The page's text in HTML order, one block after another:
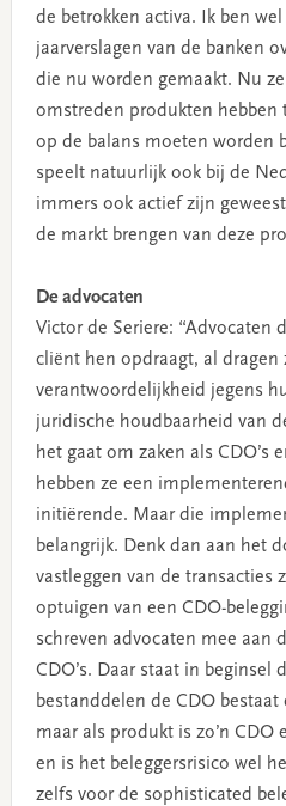
de betrokken activa. Ik ben
jaarverslagen van de banken
die nu worden gemaakt. Nu
omstreden produkten hebben
op de balans moeten worden
speelt natuurlijk ook bij de
immers ook actief zijn
de markt brengen van deze
De advocaten
Victor de Seriere: “Advocaten
cliënt hen opdraagt, al dragen
verantwoordelijkheid jegens
juridische houdbaarheid van
het gaat om zaken als CDO’s
hebben ze een
initiërende. Maar die
belangrijk. Denk dan aan het
vastleggen van de transacties
optuigen van een CDO-
schreven advocaten mee aan
CDO’s. Daar staat in beginsel
bestanddelen de CDO bestaat
maar als produkt is zo’n CDO
en is het beleggersrisico wel
zelfs voor de sophisticated